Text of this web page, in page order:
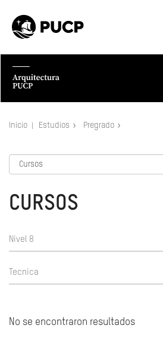
Inicio Estudios Pregrado
CURSOS
Nivel 8
Tecnica
No se encontraron resultados